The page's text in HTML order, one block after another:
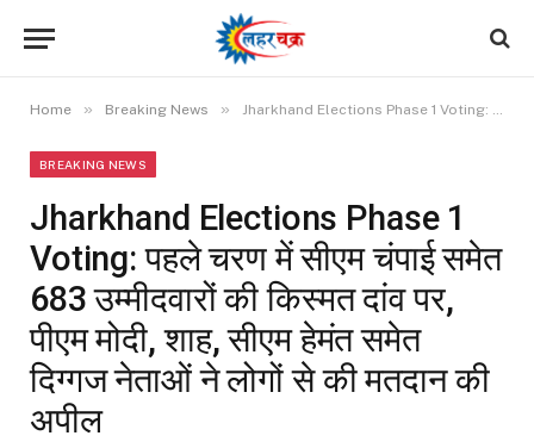
Home » Breaking News » Jharkhand Elections Phase 1 Voting: पहले चरण में सीएम चंपाई समेत 683 उम्मीदवारों की किस्मत दांव पर, पीएम मोदी, शाह, सीएम हेमंत समेत दिग्गज नेताओं ने लोगों से की मतदान की अपील
BREAKING NEWS
Jharkhand Elections Phase 1
Voting: पहले चरण में सीएम चंपाई समेत
683 उम्मीदवारों की किस्मत दांव पर,
पीएम मोदी, शाह, सीएम हेमंत समेत
दिग्गज नेताओं ने लोगों से की मतदान की
अपील